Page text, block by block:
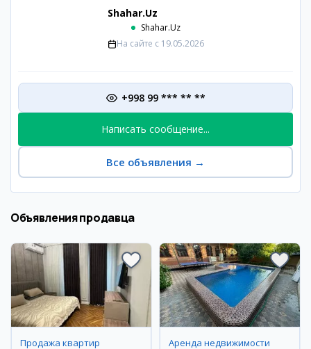
Shahar.Uz
Shahar.Uz
На сайте с 19.05.2026
+998 99 *** ** **
Написать сообщение...
Все объявления →
Объявления продавца
Продажа квартир Аренда недвижимости